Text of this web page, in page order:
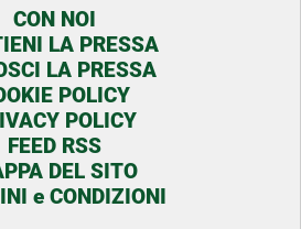
CON NOI
LA PRESSA
LA PRESSA
POLICY
POLICY
FEED RSS
DEL SITO
e CONDIZIONI